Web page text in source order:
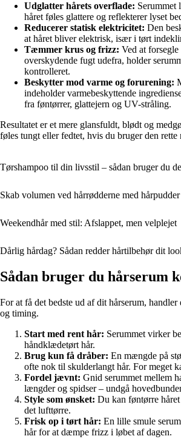
Udglatter hårets overflade: Serummet
håret føles glattere og reflekterer lyset
Reducerer statisk elektricitet: Den
at håret bliver elektrisk, især i tørt
Tæmmer krus og frizz: Ved at
overskydende fugt udefra, holder
kontrolleret.
Beskytter mod varme og forurening:
indeholder varmebeskyttende
fra føntørrer, glattejern og UV-stråling.
Resultatet er et mere glansfuldt, blødt og
føles tungt eller fedtet, hvis du bruger den rette
Tørshampoo til din livsstil – sådan bruger du
Skab volumen ved hårrødderne med
Weekendhår med stil: Afslappet, men velplejet
Dårlig hårdag? Sådan redder hårtilbehør dit
Sådan bruger du hårserum
For at få det bedste ud af dit hårserum,
og timing.
Start med rent hår: Serummet virker
håndklædetørt hår.
Brug kun få dråber: En mængde på
ofte nok til skulderlangt hår. For meget
Fordel jævnt: Gnid serummet mellem
længder og spidser – undgå
Style som ønsket: Du kan føntørre
det lufttørre.
Frisk op i tørt hår: En lille smule
hår for at dæmpe frizz i løbet af dagen.